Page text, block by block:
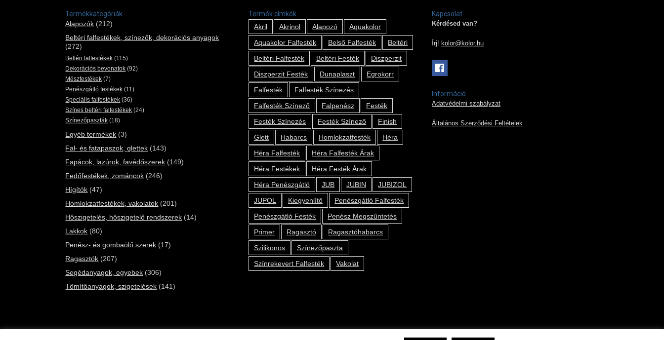
Termékkategóriák
Alapozók (212)
Beltéri falfestékek, színezők, dekorációs anyagok
(272)
Beltéri falfestékek (115)
Dekorációs bevonatok (92)
Mészfestékek (7)
Penészgátló festékek (11)
Speciális falfestékek (36)
Színes beltéri falfestékek (24)
Színezőpaszták (18)
Egyéb termékek (3)
Fal- és fatapaszok, glettek (143)
Fapácok, lazúrok, favédőszerek (149)
Fedőfestékek, zománcok (246)
Hígítók (47)
Homlokzatfestékek, vakolatok (201)
Hőszigetelés, hőszigetelő rendszerek (14)
Lakkok (80)
Penész- és gombaölő szerek (17)
Ragasztók (207)
Segédanyagok, egyebek (306)
Tömítőanyagok, szigetelések (141)
Termék címkék
Akril
Akrinol Alapozó
Aquakolor
Aquakolor Falfesték
Belső Falfesték
Beltéri
Beltéri Falfesték
Beltéri Festék
Diszperzit
Diszperzit Festék
Dunaplaszt
Egrokorr
Falfesték
Falfesték Színezés
Falfesték Színező
Falpenész
Festék
Festék Színezés
Festék Színező
Finish
Glett
Habarcs Homlokzatfesték
Héra
Héra Falfesték
Héra Falfesték Árak
Héra Festékek
Héra Festék Árak
Héra Penészgátló
JUB JUBIN
JUBIZOL
JUPOL
Kiegyenlítő
Penészgátló Falfesték
Penészgátló Festék
Penész Megszűntetés
Primer
Ragasztó
Ragasztóhabarcs
Szilikonos
Színezőpaszta
Színrekevert Falfesték
Vakolat
Kapcsolat
Kérdésed van?
Írj! kolor@kolor.hu
Információ
Adatvédelmi szabályzat
Általános Szerződési Feltételek